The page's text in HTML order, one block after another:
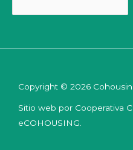
Copyright © 2026
Sitio web por Cooperativa
eCOHOUSING.